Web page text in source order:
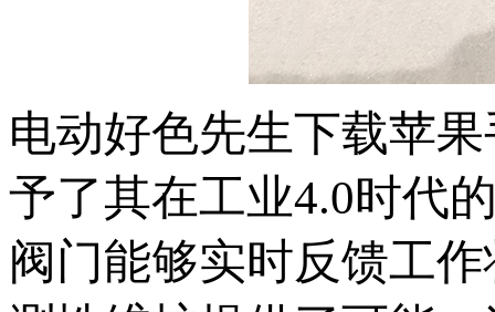
电动好色先生下载苹果
予了其在工业4.0时代
阀门能够实时反馈工作状